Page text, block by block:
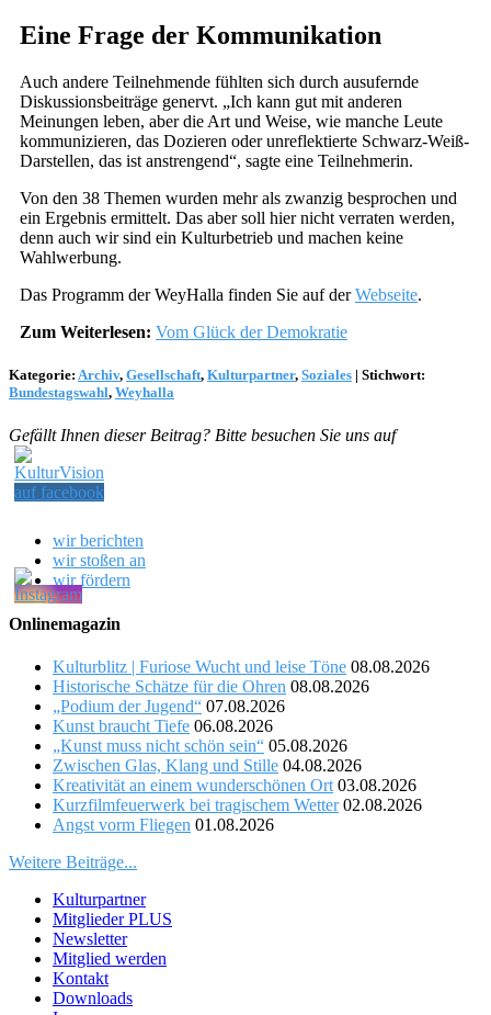
Eine Frage der Kommunikation
Auch andere Teilnehmende fühlten sich durch ausufernde
Diskussionsbeiträge genervt. „Ich kann gut mit anderen
Meinungen leben, aber die Art und Weise, wie manche Leute
kommunizieren, das Dozieren oder unreflektierte Schwarz-Weiß-
Darstellen, das ist anstrengend“, sagte eine Teilnehmerin.
Von den 38 Themen wurden mehr als zwanzig besprochen und
ein Ergebnis ermittelt. Das aber soll hier nicht verraten werden,
denn auch wir sind ein Kulturbetrieb und machen keine
Wahlwerbung.
Das Programm der WeyHalla finden Sie auf derWebseite.
Zum Weiterlesen: Vom Glück der Demokratie
Kategorie: Archiv, Gesellschaft, Kulturpartner, Soziales | Stichwort:
Bundestagswahl, Weyhalla
Gefällt Ihnen dieser Beitrag? Bitte besuchen Sie uns auf
wir berichten
wir stoßen an
wir fördern
Onlinemagazin
Kulturblitz | Furiose Wucht und leise Töne 08.08.2026
Historische Schätze für die Ohren 08.08.2026
„Podium der Jugend“ 07.08.2026
Kunst braucht Tiefe 06.08.2026
„Kunst muss nicht schön sein“ 05.08.2026
Zwischen Glas, Klang und Stille 04.08.2026
Kreativität an einem wunderschönen Ort 03.08.2026
Kurzfilmfeuerwerk bei tragischem Wetter 02.08.2026
Angst vorm Fliegen 01.08.2026
Weitere Beiträge...
Kulturpartner
Mitglieder PLUS
Newsletter
Mitglied werden
Kontakt
Downloads